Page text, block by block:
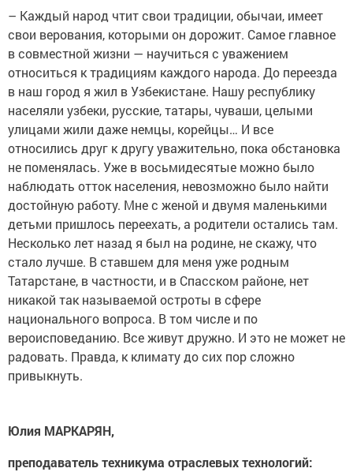
– Каждый народ чтит свои традиции, обычаи, имеет
свои верования, которыми он дорожит. Самое главное
в совместной жизни — научиться с уважением
относиться к традициям каждого народа. До переезда
в наш город я жил в Узбекистане. Нашу республику
населяли узбеки, русские, татары, чуваши, целыми
улицами жили даже немцы, корейцы… И все
относились друг к другу уважительно, пока обстановка
не поменялась. Уже в восьмидесятые можно было
наблюдать отток населения, невозможно было найти
достойную работу. Мне с женой и двумя маленькими
детьми пришлось переехать, а родители остались там.
Несколько лет назад я был на родине, не скажу, что
стало лучше. В ставшем для меня уже родным
Татарстане, в частности, и в Спасском районе, нет
никакой так называемой остроты в сфере
национального вопроса. В том числе и по
вероисповеданию. Все живут дружно. И это не может не
радовать. Правда, к климату до сих пор сложно
привыкнуть.
Юлия МАРКАРЯН,
преподаватель техникума отраслевых технологий: